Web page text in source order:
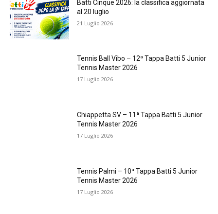
Batti Cinque 2026: la classifica aggiornata
al 20 luglio
21 Luglio 2026
Tennis Ball Vibo – 12ª Tappa Batti 5 Junior
Tennis Master 2026
17 Luglio 2026
Chiappetta SV – 11ª Tappa Batti 5 Junior
Tennis Master 2026
17 Luglio 2026
Tennis Palmi – 10ª Tappa Batti 5 Junior
Tennis Master 2026
17 Luglio 2026